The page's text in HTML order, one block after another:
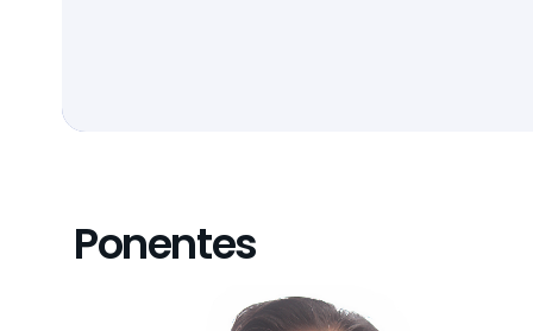
Ponentes